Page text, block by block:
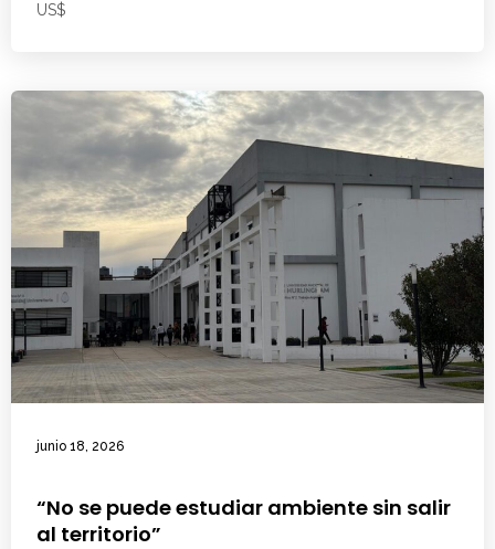
US$
junio 18, 2026
“No se puede estudiar ambiente sin salir
al territorio”